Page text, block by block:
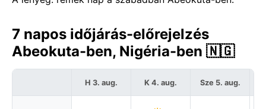
7 napos időjárás-előrejelzés
Abeokuta-ben, Nigéria-ben 🇳🇬
H 3. aug. K 4. aug. Sze 5. aug.